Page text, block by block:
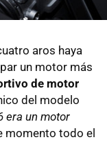
aros haya
un motor más
de motor
del modelo
era un motor
momento todo el